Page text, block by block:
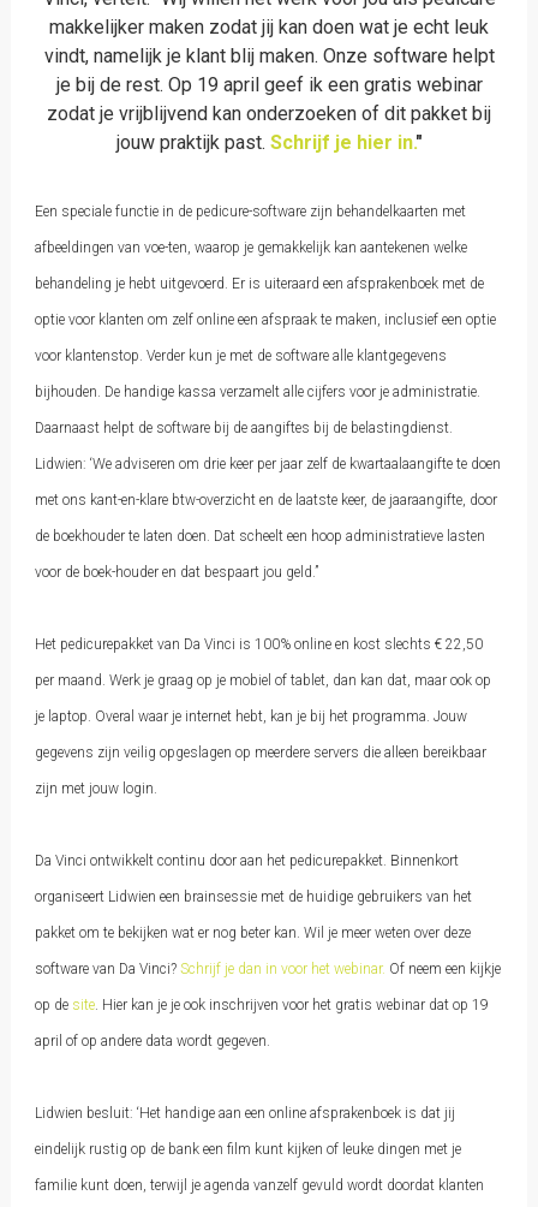
makkelijker maken zodat jij kan doen wat je echt leuk
vindt, namelijk je klant blij maken. Onze software helpt
je bij de rest. Op 19 april geef ik een gratis webinar
zodat je vrijblijvend kan onderzoeken of dit pakket bij
jouw praktijk past. Schrijf je hier in."
Een speciale functie in de pedicure-software zijn behandelkaarten met
afbeeldingen van voe-ten, waarop je gemakkelijk kan aantekenen welke
behandeling je hebt uitgevoerd. Er is uiteraard een afsprakenboek met de
optie voor klanten om zelf online een afspraak te maken, inclusief een optie
voor klantenstop. Verder kun je met de software alle klantgegevens
bijhouden. De handige kassa verzamelt alle cijfers voor je administratie.
Daarnaast helpt de software bij de aangiftes bij de belastingdienst.
Lidwien: ‘We adviseren om drie keer per jaar zelf de kwartaalaangifte te doen
met ons kant-en-klare btw-overzicht en de laatste keer, de jaaraangifte, door
de boekhouder te laten doen. Dat scheelt een hoop administratieve lasten
voor de boek-houder en dat bespaart jou geld.”
Het pedicurepakket van Da Vinci is 100% online en kost slechts € 22,50
per maand. Werk je graag op je mobiel of tablet, dan kan dat, maar ook op
je laptop. Overal waar je internet hebt, kan je bij het programma. Jouw
gegevens zijn veilig opgeslagen op meerdere servers die alleen bereikbaar
zijn met jouw login.
Da Vinci ontwikkelt continu door aan het pedicurepakket. Binnenkort
organiseert Lidwien een brainsessie met de huidige gebruikers van het
pakket om te bekijken wat er nog beter kan. Wil je meer weten over deze
software van Da Vinci? Schrijf je dan in voor het webinar. Of neem een kijkje
op de site. Hier kan je je ook inschrijven voor het gratis webinar dat op 19
april of op andere data wordt gegeven.
Lidwien besluit: ‘Het handige aan een online afsprakenboek is dat jij
eindelijk rustig op de bank een film kunt kijken of leuke dingen met je
familie kunt doen, terwijl je agenda vanzelf gevuld wordt doordat klanten